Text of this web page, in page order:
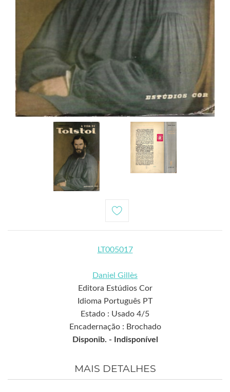
LT005017
Daniel Gillès
Editora Estúdios Cor
Idioma Português PT
Estado : Usado 4/5
Encadernação : Brochado
Disponib. - Indisponível
MAIS DETALHES